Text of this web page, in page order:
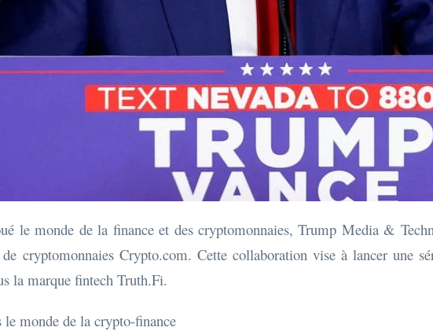
le monde de la finance et des cryptomonnaies, Trump Media &
cryptomonnaies Crypto.com. Cette collaboration vise à lancer une
la marque fintech Truth.Fi.
le monde de la crypto-finance